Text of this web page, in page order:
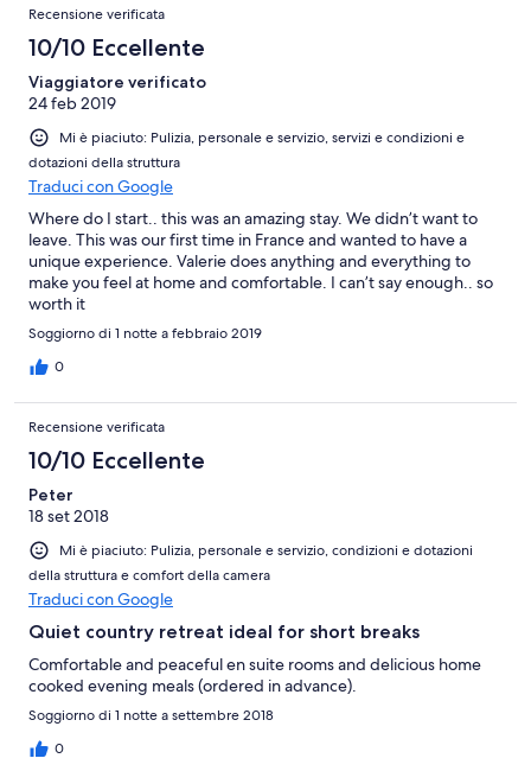
Recensione verificata
10/10 Eccellente
Viaggiatore verificato
24 feb 2019
Mi è piaciuto: Pulizia, personale e servizio, servizi e condizioni e
dotazioni della struttura
Traduci con Google
Where do I start.. this was an amazing stay. We didn’t want to
leave. This was our first time in France and wanted to have a
unique experience. Valerie does anything and everything to
make you feel at home and comfortable. I can’t say enough.. so
worth it
Soggiorno di 1 notte a febbraio 2019
0
Recensione verificata
10/10 Eccellente
Peter
18 set 2018
Mi è piaciuto: Pulizia, personale e servizio, condizioni e dotazioni
della struttura e comfort della camera
Traduci con Google
Quiet country retreat ideal for short breaks
Comfortable and peaceful en suite rooms and delicious home
cooked evening meals (ordered in advance).
Soggiorno di 1 notte a settembre 2018
0